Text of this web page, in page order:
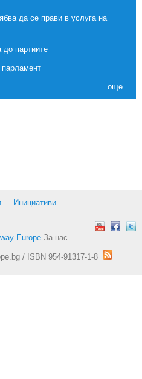
да се прави в услуга на
до партиите
парламент
още...
Инициативи
Europe За нас
/ ISBN 954-91317-1-8